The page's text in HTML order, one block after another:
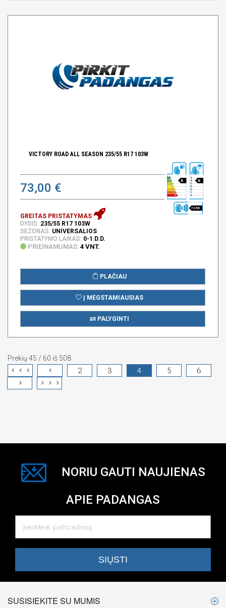
VICTORY ROAD ALL SEASON 235/55 R17 103W
73,00 €
B B
72 DB
GREITAS PRISTATYMAS
DYDIS: 235/55 R17 103W
SEZONAS: UNIVERSALIOS
PRISTATYMO LAIKAS: 0-1 D.D.
PRIEINAMUMAS: 4 VNT.
PLAČIAU
Į MĖGSTAMIAUSIAS
PALYGINTI
Prekių 45 / 60 iš 508
2 3 4 5 6
NORIU GAUTI NAUJIENAS
APIE PADANGAS
SUSISIEKITE SU MUMIS